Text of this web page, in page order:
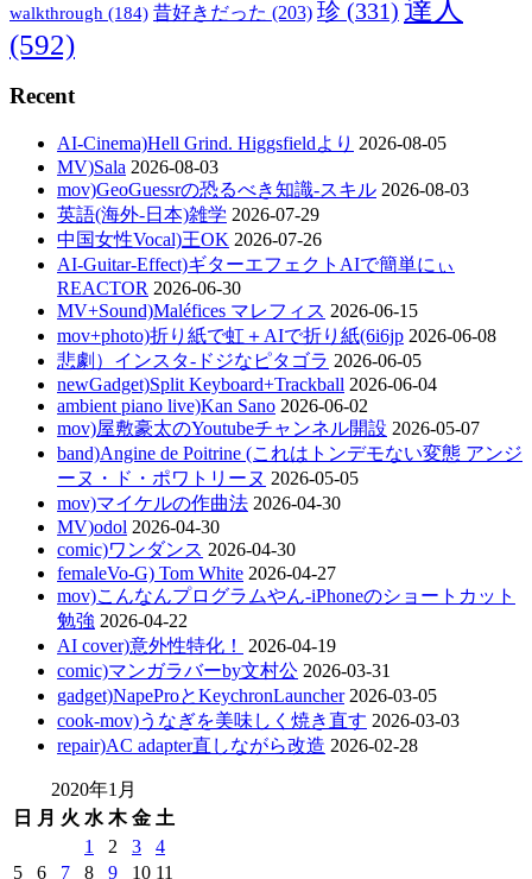
walkthrough (184) 昔好きだった (203) 珍 (331) 達人
(592)
Recent
AI-Cinema)Hell Grind. Higgsfieldより 2026-08-05
MV)Sala 2026-08-03
mov)GeoGuessrの恐るべき知識-スキル 2026-08-03
英語(海外-日本)雑学 2026-07-29
中国女性Vocal)王OK 2026-07-26
AI-Guitar-Effect)ギターエフェクトAIで簡単にぃ
REACTOR 2026-06-30
MV+Sound)Maléfices マレフィス 2026-06-15
mov+photo)折り紙で虹＋AIで折り紙(6i6jp 2026-06-08
悲劇）インスタ-ドジなピタゴラ 2026-06-05
newGadget)Split Keyboard+Trackball 2026-06-04
ambient piano live)Kan Sano 2026-06-02
mov)屋敷豪太のYoutubeチャンネル開設 2026-05-07
band)Angine de Poitrine (これはトンデモない変態 アンジ
ーヌ・ド・ポワトリーヌ 2026-05-05
mov)マイケルの作曲法 2026-04-30
MV)odol 2026-04-30
comic)ワンダンス 2026-04-30
femaleVo-G) Tom White 2026-04-27
mov)こんなんプログラムやん-iPhoneのショートカット
勉強 2026-04-22
AI cover)意外性特化！
2026-04-19
comic)マンガラバーby文村公 2026-03-31
gadget)NapeProとKeychronLauncher 2026-03-05
cook-mov)うなぎを美味しく焼き直す 2026-03-03
repair)AC adapter直しながら改造 2026-02-28
2020年1月
日
月 火 水 木 金 土
1
2 3
4
5
6 7 8 9 10 11